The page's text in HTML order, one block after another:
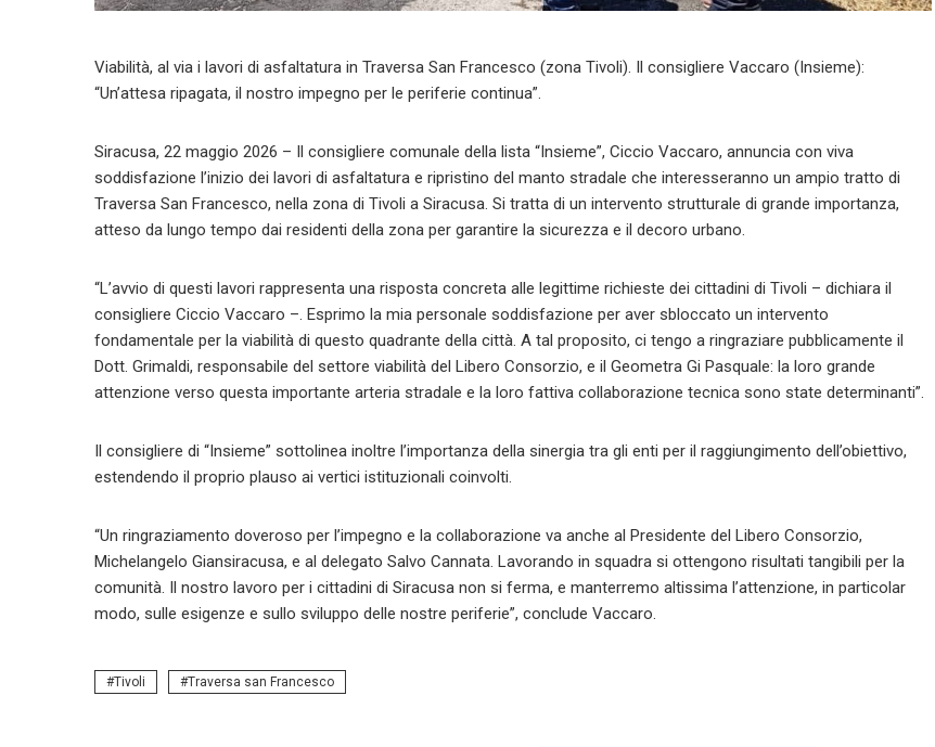
Viabilità, al via i lavori di asfaltatura in Traversa San Francesco (zona Tivoli). Il consigliere Vaccaro (Insieme):
“Un’attesa ripagata, il nostro impegno per le periferie continua”.
Siracusa, 22 maggio 2026 – Il consigliere comunale della lista “Insieme”, Ciccio Vaccaro, annuncia con viva
soddisfazione l’inizio dei lavori di asfaltatura e ripristino del manto stradale che interesseranno un ampio tratto di
Traversa San Francesco, nella zona di Tivoli a Siracusa. Si tratta di un intervento strutturale di grande importanza,
atteso da lungo tempo dai residenti della zona per garantire la sicurezza e il decoro urbano.
“L’avvio di questi lavori rappresenta una risposta concreta alle legittime richieste dei cittadini di Tivoli – dichiara il
consigliere Ciccio Vaccaro –. Esprimo la mia personale soddisfazione per aver sbloccato un intervento
fondamentale per la viabilità di questo quadrante della città. A tal proposito, ci tengo a ringraziare pubblicamente il
Dott. Grimaldi, responsabile del settore viabilità del Libero Consorzio, e il Geometra Gi Pasquale: la loro grande
attenzione verso questa importante arteria stradale e la loro fattiva collaborazione tecnica sono state determinanti”.
Il consigliere di “Insieme” sottolinea inoltre l’importanza della sinergia tra gli enti per il raggiungimento dell’obiettivo,
estendendo il proprio plauso ai vertici istituzionali coinvolti.
“Un ringraziamento doveroso per l’impegno e la collaborazione va anche al Presidente del Libero Consorzio,
Michelangelo Giansiracusa, e al delegato Salvo Cannata. Lavorando in squadra si ottengono risultati tangibili per la
comunità. Il nostro lavoro per i cittadini di Siracusa non si ferma, e manterremo altissima l’attenzione, in particolar
modo, sulle esigenze e sullo sviluppo delle nostre periferie”, conclude Vaccaro.
Tivoli Traversa san Francesco